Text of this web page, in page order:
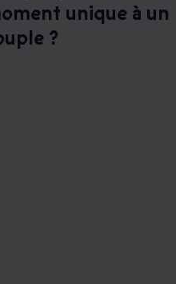
unique à un
?